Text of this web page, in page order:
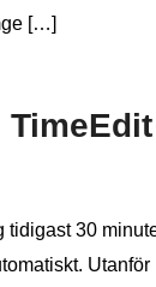
[…]
30